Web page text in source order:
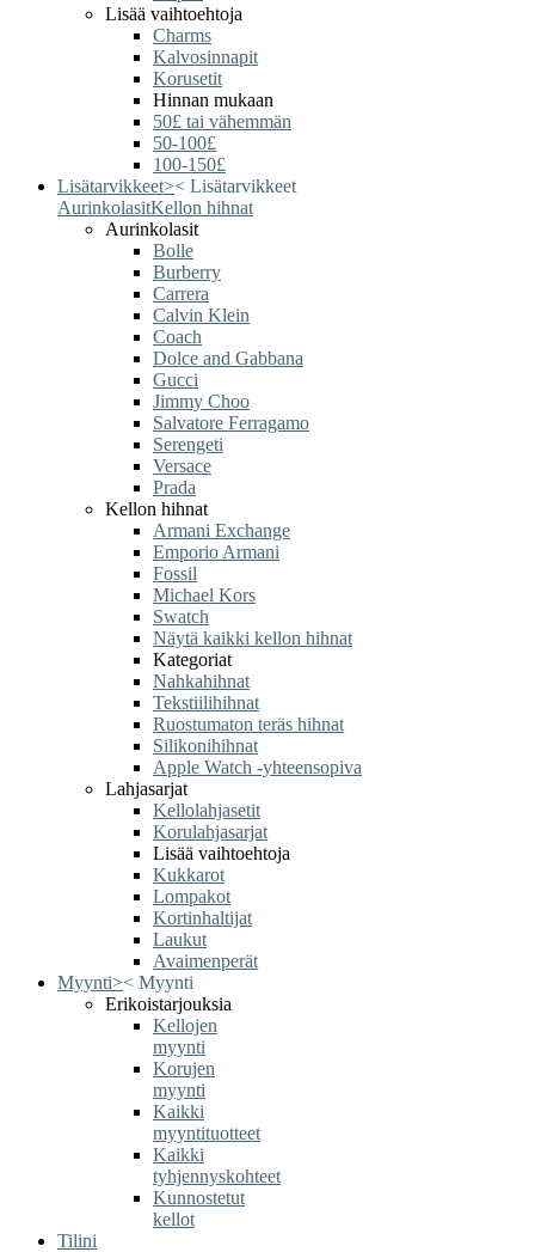
Lisää vaihtoehtoja
Charms
Kalvosinnapit
Korusetit
Hinnan mukaan
50£ tai vähemmän
50-100£
100-150£
Lisätarvikkeet>< Lisätarvikkeet
AurinkolasitKellon hihnat
Aurinkolasit
Bolle
Burberry
Carrera
Calvin Klein
Coach
Dolce and Gabbana
Gucci
Jimmy Choo
Salvatore Ferragamo
Serengeti
Versace
Prada
Kellon hihnat
Armani Exchange
Emporio Armani
Fossil
Michael Kors
Swatch
Näytä kaikki kellon hihnat
Kategoriat
Nahkahihnat
Tekstiilihihnat
Ruostumaton teräs hihnat
Silikonihihnat
Apple Watch -yhteensopiva
Lahjasarjat
Kellolahjasetit
Korulahjasarjat
Lisää vaihtoehtoja
Kukkarot
Lompakot
Kortinhaltijat
Laukut
Avaimenperät
Myynti>< Myynti
Erikoistarjouksia
Kellojen
myynti
Korujen
myynti
Kaikki
myyntituotteet
Kaikki
tyhjennyskohteet
Kunnostetut
kellot
Tilini